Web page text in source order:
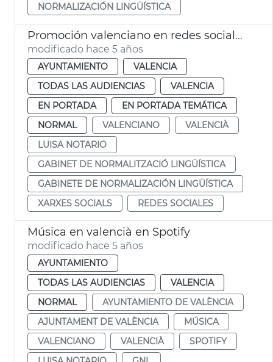
NORMALIZACIÓN LINGÜÍSTICA
Promoción valenciano en redes sociales y nueva marca GNL
modificado hace 5 años
AYUNTAMIENTO
VALENCIA
TODAS LAS AUDIENCIAS
VALENCIA
EN PORTADA
EN PORTADA TEMÁTICA
NORMAL
VALENCIANO
VALENCIÀ
LUISA NOTARIO
GABINET DE NORMALITZACIÓ LINGÜÍSTICA
GABINETE DE NORMALIZACIÓN LINGÜÍSTICA
XARXES SOCIALS
REDES SOCIALES
Música en valencià en Spotify
modificado hace 5 años
AYUNTAMIENTO
TODAS LAS AUDIENCIAS
VALENCIA
NORMAL
AYUNTAMIENTO DE VALÈNCIA
AJUNTAMENT DE VALÈNCIA
MÚSICA
VALENCIANO
VALENCIÀ
SPOTIFY